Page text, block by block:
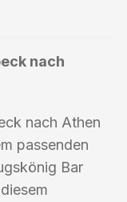
nach
nach Athen
passenden
Bar